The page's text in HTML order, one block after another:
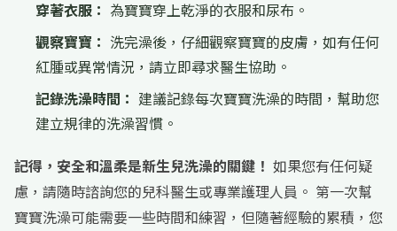
穿著衣服： 為寶寶穿上乾淨的衣服和尿布。
觀察寶寶： 洗完澡後，仔細觀察寶寶的皮膚，如有任何
紅腫或異常情況，請立即尋求醫生協助。
記錄洗澡時間： 建議記錄每次寶寶洗澡的時間，幫助您
建立規律的洗澡習慣。
記得，安全和溫柔是新生兒洗澡的關鍵！ 如果您有任何疑
慮，請隨時諮詢您的兒科醫生或專業護理人員。 第一次幫
寶寶洗澡可能需要一些時間和練習，但隨著經驗的累積，您